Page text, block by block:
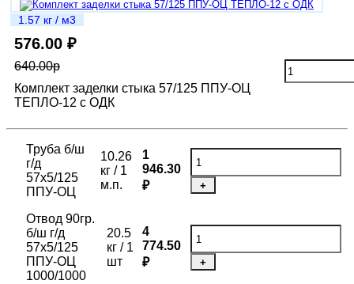
1.57 кг / м3
576.00 ₽
640.00р
Комплект заделки стыка 57/125 ППУ-ОЦ
ТЕПЛО-12 с ОДК
Труба б/ш
г/д
57х5/125
ППУ-ОЦ
10.26
кг / 1
м.п.
1
946.30
₽
+
Отвод 90гр.
б/ш г/д
57х5/125
ППУ-ОЦ
1000/1000
20.5
кг / 1
шт
4
774.50
₽
+